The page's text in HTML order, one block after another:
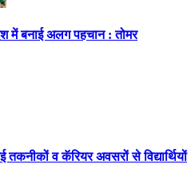
में बनाई अलग पहचान : तोमर
तकनीकों व कॅरियर अवसरों से विद्यार्थियों